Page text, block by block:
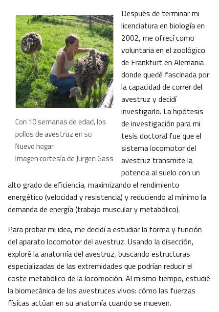
Con 10 semanas de edad, los
pollos de avestruz en su
Nuevo hogar
Imagen cortesía de Jürgen Gass
Después de terminar mi
licenciatura en biología en
2002, me ofrecí como
voluntaria en el zoológico
de Frankfurt en Alemania
donde quedé fascinada por
la capacidad de correr del
avestruz y decidí
investigarlo. La hipótesis
de investigación para mi
tesis doctoral fue que el
sistema locomotor del
avestruz transmite la
potencia al suelo con un
alto grado de eficiencia, maximizando el rendimiento
energético (velocidad y resistencia) y reduciendo al mínimo la
demanda de energía (trabajo muscular y metabólico).
Para probar mi idea, me decidí a estudiar la forma y función
del aparato locomotor del avestruz. Usando la disección,
exploré la anatomía del avestruz, buscando estructuras
especializadas de las extremidades que podrían reducir el
coste metabólico de la locomoción. Al mismo tiempo, estudié
la biomecánica de los avestruces vivos: cómo las fuerzas
físicas actúan en su anatomía cuando se mueven.